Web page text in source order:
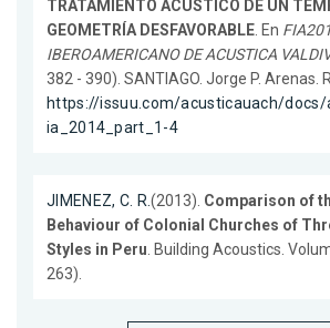
TRATAMIENTO ACÚSTICO DE UN
GEOMETRÍA DESFAVORABLE . En
IBEROAMERICANO DE ACUSTICA
382 - 390). SANTIAGO. Jorge P. Arenas.
https://issuu.com/acusticauach/
ia_2014_part_1-4
JIMENEZ, C. R.(2013). Comparison of
Behaviour of Colonial Churches of
Styles in Peru . Building Acoustics.
263).